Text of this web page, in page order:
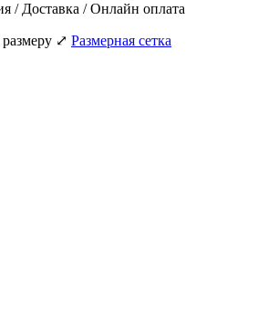
/ Доставка / Онлайн оплата
⤢ Размерная сетка